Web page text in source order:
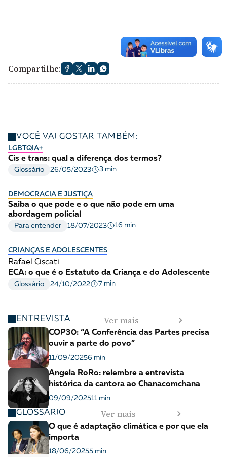
Compartilhe:
VOCÊ VAI GOSTAR TAMBÉM:
LGBTQIA+
Cis e trans: qual a diferença dos termos?
Glossário 26/05/2023 3 min
DEMOCRACIA E JUSTIÇA
Saiba o que pode e o que não pode em uma
abordagem policial
Para entender 18/07/2023 16 min
CRIANÇAS E ADOLESCENTES
Rafael Ciscati
ECA: o que é o Estatuto da Criança e do Adolescente
Glossário 24/10/2022 7 min
ENTREVISTA Ver mais
COP30: “A Conferência das Partes precisa
ouvir a parte do povo”
11/09/20256 min
Angela RoRo: relembre a entrevista
histórica da cantora ao Chanacomchana
09/09/202511 min
GLOSSÁRIO Ver mais
O que é adaptação climática e por que ela
importa
18/06/20255 min